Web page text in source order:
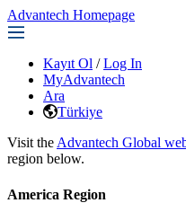
Advantech Homepage
Kayıt Ol / Log In
MyAdvantech
Ara
Türkiye
Visit the Advantech Global
region below.
America Region